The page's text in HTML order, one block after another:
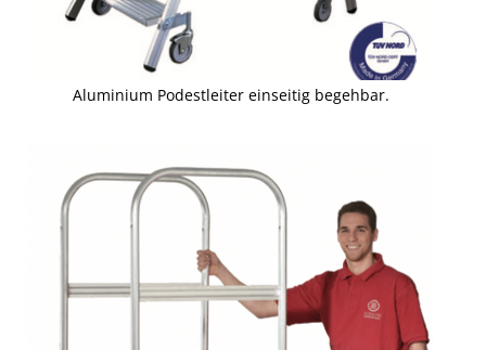
Aluminium Podestleiter einseitig begehbar.